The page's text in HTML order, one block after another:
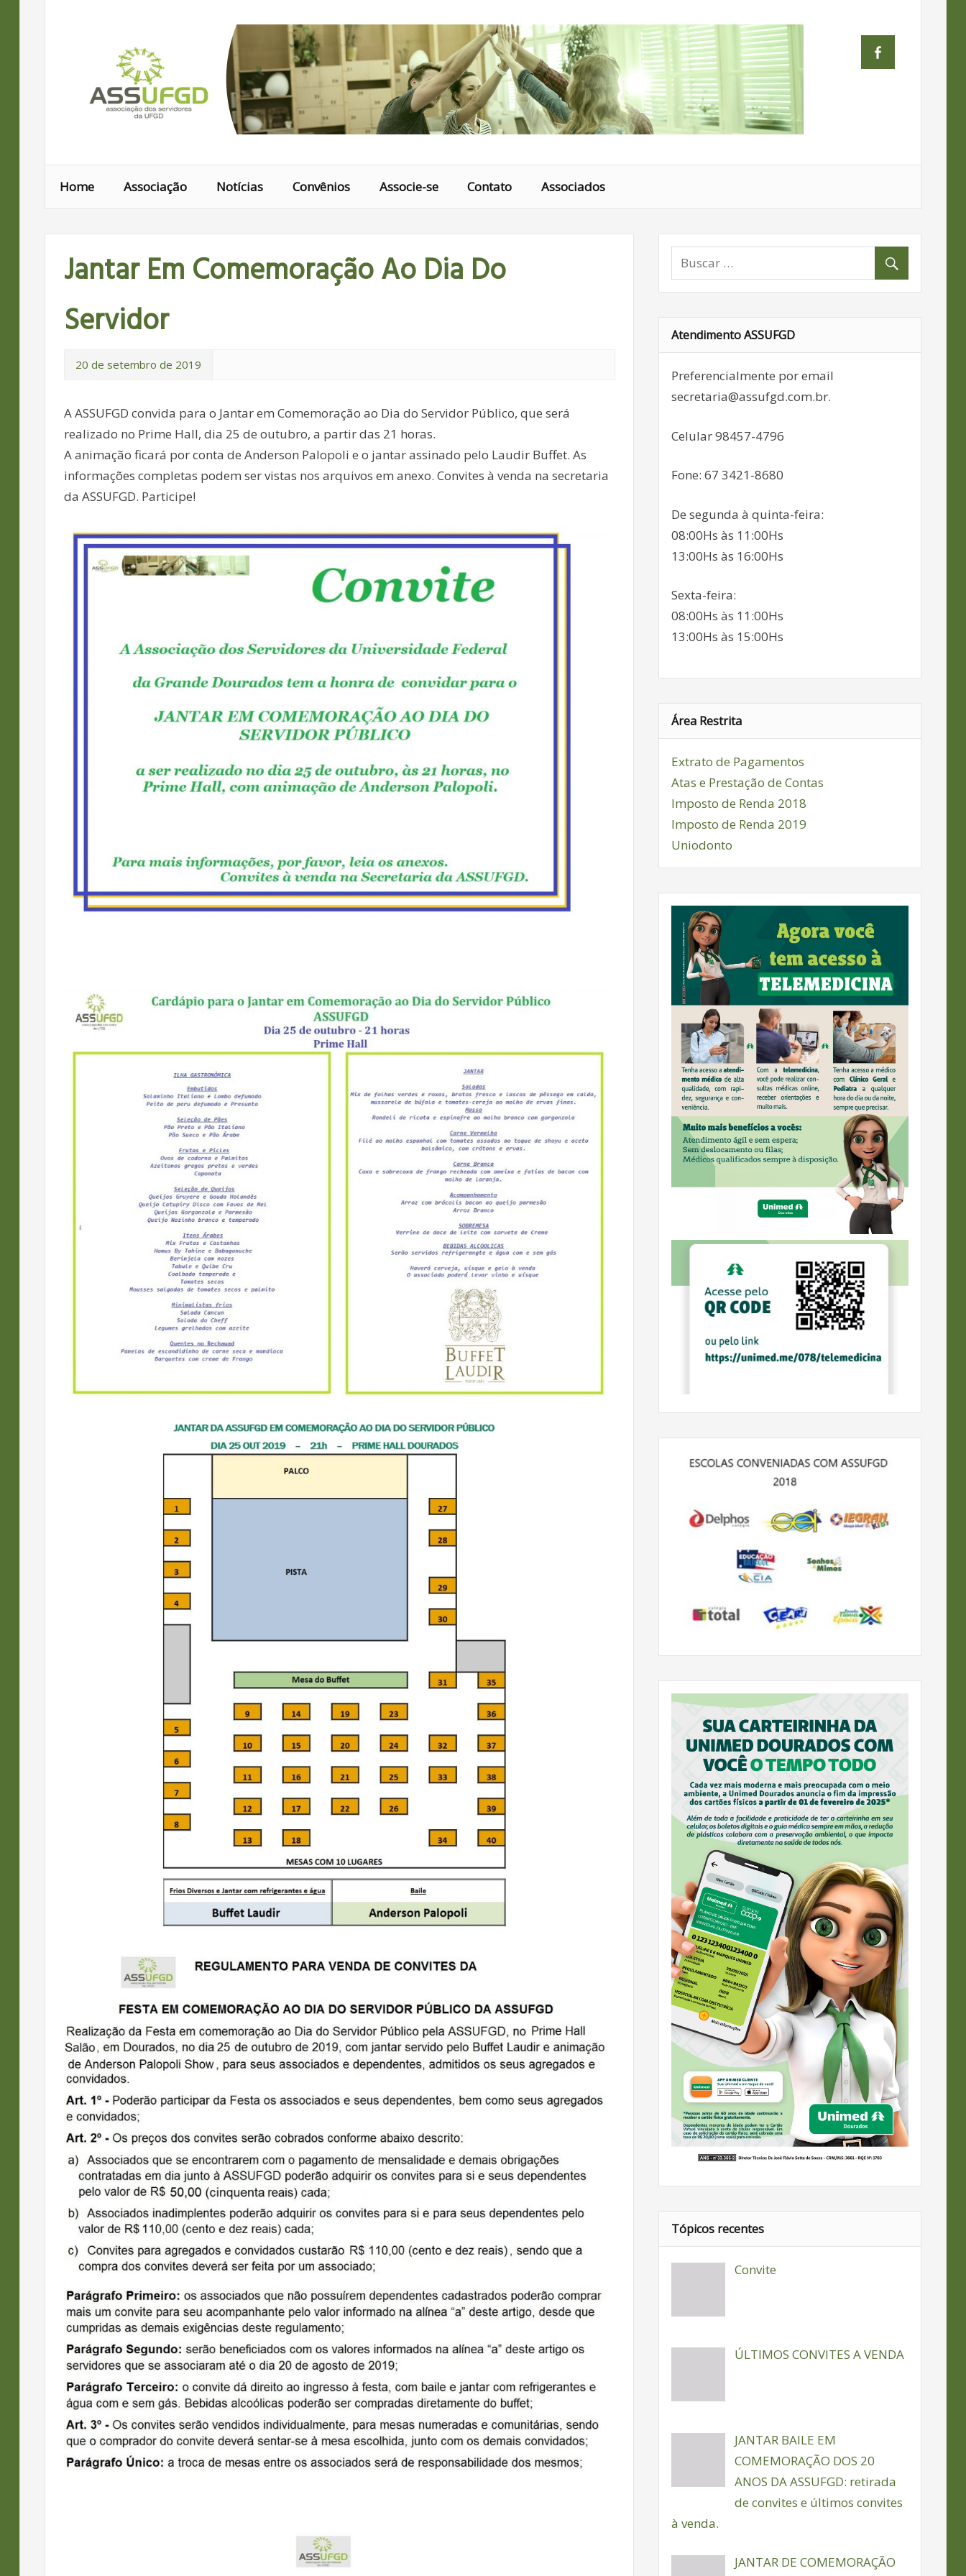
Home Associação Notícias Convênios Associe-se Contato Associados
Jantar Em Comemoração Ao Dia Do
Servidor
20 de setembro de 2019
A ASSUFGD convida para o Jantar em Comemoração ao Dia do Servidor Público, que será
realizado no Prime Hall, dia 25 de outubro, a partir das 21 horas.
A animação ficará por conta de Anderson Palopoli e o jantar assinado pelo Laudir Buffet. As
informações completas podem ser vistas nos arquivos em anexo. Convites à venda na secretaria
da ASSUFGD. Participe!
Atendimento ASSUFGD
Preferencialmente por email
secretaria@assufgd.com.br.
Celular 98457-4796
Fone: 67 3421-8680
De segunda à quinta-feira:
08:00Hs às 11:00Hs
13:00Hs às 16:00Hs
Sexta-feira:
08:00Hs às 11:00Hs
13:00Hs às 15:00Hs
Área Restrita
Extrato de Pagamentos
Atas e Prestação de Contas
Imposto de Renda 2018
Imposto de Renda 2019
Uniodonto
Tópicos recentes
Convite
ÚLTIMOS CONVITES A VENDA
JANTAR BAILE EM
COMEMORAÇÃO DOS 20
ANOS DA ASSUFGD: retirada
de convites e últimos convites
à venda.
JANTAR DE COMEMORAÇÃO